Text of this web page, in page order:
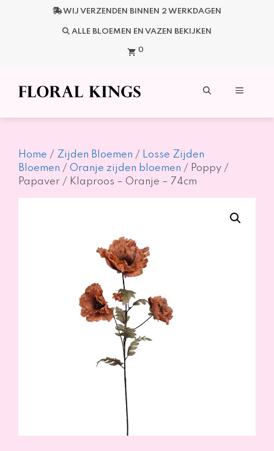
WIJ VERZENDEN BINNEN 2 WERKDAGEN
ALLE BLOEMEN EN VAZEN BEKIJKEN
0
Menu
Home / Zijden Bloemen / Losse Zijden
Bloemen / Oranje zijden bloemen / Poppy /
Papaver / Klaproos – Oranje – 74cm